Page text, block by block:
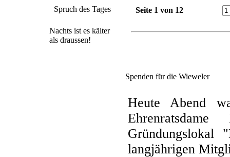
Spruch des Tages
Nachts ist es kälter
als draussen!
Seite 1 von 12
Spenden für die Wieweler
Heute Abend
Gründungslokal
langjährigen